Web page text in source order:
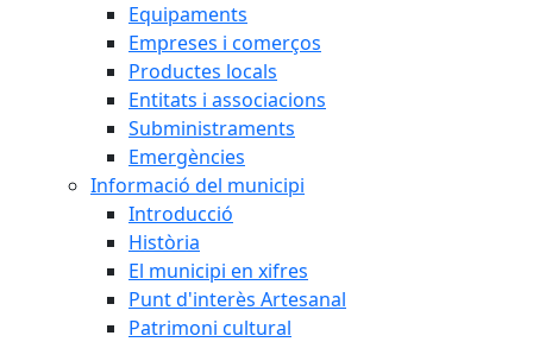
Equipaments
Empreses i comerços
Productes locals
Entitats i associacions
Subministraments
Emergències
Informació del municipi
Introducció
Història
El municipi en xifres
Punt d'interès Artesanal
Patrimoni cultural